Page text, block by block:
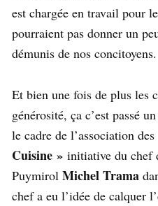
est chargée en travail pour
pourraient pas donner un
démunis de nos concitoyens.
Et bien une fois de plus les
générosité, ça c’est passé
le cadre de l’association
Cuisine » initiative du chef
Puymirol Michel Trama
chef a eu l’idée de calquer